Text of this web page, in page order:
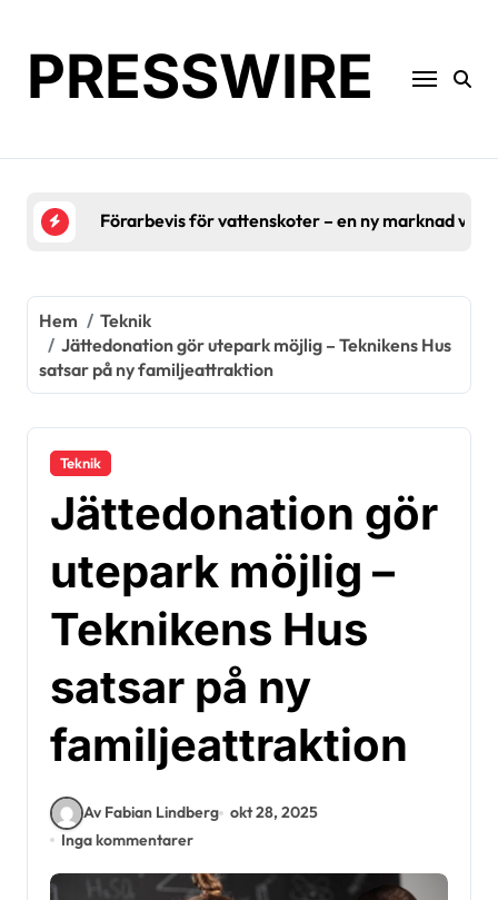
innehållPRESSWIRE
Efter stormen – arboristernas avgörande roll
Hem
Teknik
Jättedonation gör utepark möjlig – Teknikens Hus
satsar på ny familjeattraktion
Teknik
Jättedonation gör
utepark möjlig –
Teknikens Hus
satsar på ny
familjeattraktion
Av Fabian Lindberg okt 28, 2025
Inga kommentarer